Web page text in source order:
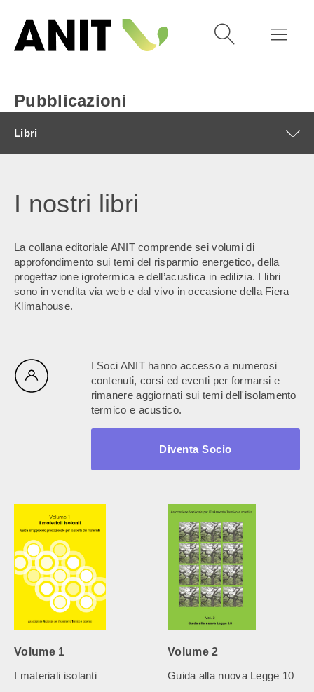
Pubblicazioni
Libri
I nostri libri
La collana editoriale ANIT comprende sei volumi di
approfondimento sui temi del risparmio energetico, della
progettazione igrotermica e dell’acustica in edilizia. I libri
sono in vendita via web e dal vivo in occasione della Fiera
Klimahouse.
I Soci ANIT hanno accesso a numerosi
contenuti, corsi ed eventi per formarsi e
rimanere aggiornati sui temi dell'isolamento
termico e acustico.
Diventa Socio
Volume 1
I materiali isolanti
Volume 2
Guida alla nuova Legge 10